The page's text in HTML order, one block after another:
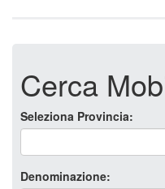
Cerca
Seleziona Provincia:
Denominazione: